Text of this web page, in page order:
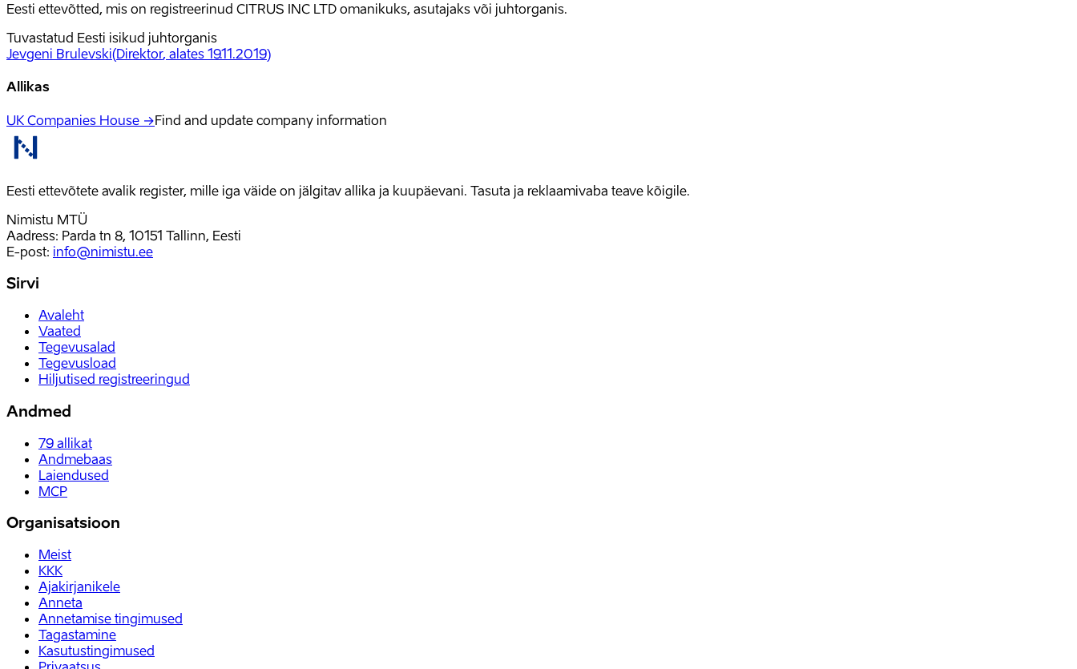
Eesti ettevõtted, mis on registreerinud CITRUS INC LTD omanikuks, asutajaks või juhtorganis.
Tuvastatud Eesti isikud juhtorganis
Jevgeni Brulevski(Direktor, alates 19.11.2019)
Allikas
UK Companies House →Find and update company information
Eesti ettevõtete avalik register, mille iga väide on jälgitav allika ja kuupäevani. Tasuta ja reklaamivaba teave kõigile.
Nimistu MTÜ
Aadress: Parda tn 8, 10151 Tallinn, Eesti
E-post: info@nimistu.ee
Sirvi
Avaleht
Vaated
Tegevusalad
Tegevusload
Hiljutised registreeringud
Andmed
79 allikat
Andmebaas
Laiendused
MCP
Organisatsioon
Meist
KKK
Ajakirjanikele
Anneta
Annetamise tingimused
Tagastamine
Kasutustingimused